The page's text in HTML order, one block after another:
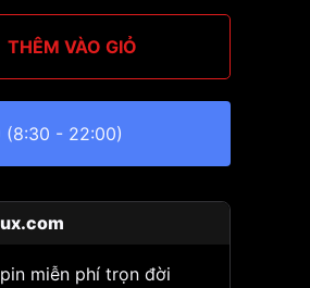
THÊM VÀO GIỎ
(8:30 - 22:00)
miễn phí trọn đời